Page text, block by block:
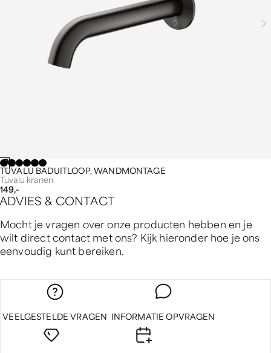
TUVALU BADUITLOOP, WANDMONTAGE
Tuvalu kranen
149,-
ADVIES & CONTACT
Mocht je vragen over onze producten hebben en je
wilt direct contact met ons? Kijk hieronder hoe je ons
eenvoudig kunt bereiken.
VEELGESTELDE VRAGEN INFORMATIE OPVRAGEN